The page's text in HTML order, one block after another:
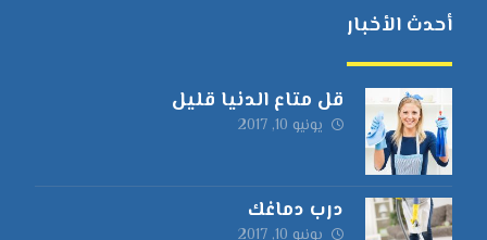
أحدث الأخبار
قل متاع الدنيا قليل
يونيو 10, 2017
درب دماغك